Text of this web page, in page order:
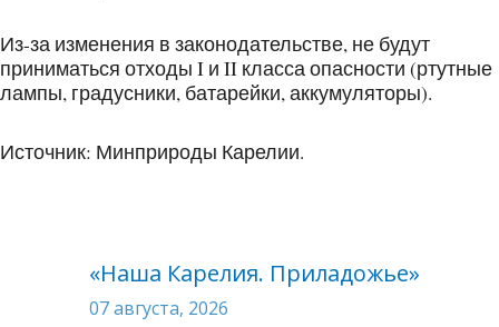
Из-за изменения в законодательстве, не будут
приниматься отходы I и II класса опасности (ртутные
лампы, градусники, батарейки, аккумуляторы).
Источник: Минприроды Карелии.
«Наша Карелия. Приладожье»
07 августа, 2026